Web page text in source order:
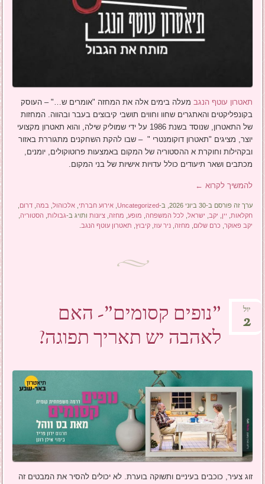
תאטרון עוטף הנגב מעלה בימים אלה את המחזה "אומרים ש…" – העוסק
בקונפליקטים והאתגרים שחוו וחווים תושבי קיבוצים בעבר ובהווה. המחזות
של התאטרון, שנוסד בשנת 1986 על ידי שמוליק שילה, והוא תאטרון מקצועי
יוצר, מציגים "תאטרון דוקומנטרי " – שבו להקת השחקנים מתגוררת באזור
ובקהילות וחוקרת א ההסטוריה של המקום באמצעות פרוטוקולים, יומנים,
מכתבים ושאר תיעודים כולל עדויות אישיות של בני המקום.
להמשיך לקרוא ←
ערך זה פורסם ב-30 ביוני 2026, ב- Uncategorized
,אירוע חברתי,אלכוהול,במה,דרום,
חקלאות, יין, יקב, ישראל,לכל המשפחה, מופע, מחזה,ציונות ותויג ב-גבולות, הסטוריה,
יקב פאוקר, כרם שלום, מחזה,ניר עוז,קיבוץ, תאטרון עוטף הנגב.
"נופים קסומים"- האם
לאהבה יש תאריך תפוגה?
יול
2
זוג צעיר, כוכבים בעיניים ותשוקה בוערת. לא יכולים להסיר את המבטים זה